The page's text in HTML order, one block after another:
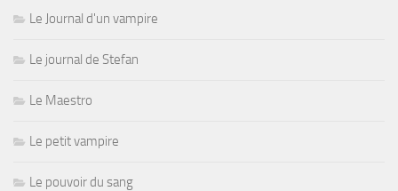
Le Journal d'un vampire
Le journal de Stefan
Le Maestro
Le petit vampire
Le pouvoir du sang